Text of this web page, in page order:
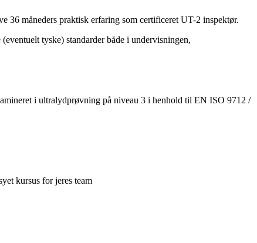
36 måneders praktisk erfaring som certificeret UT-2 inspektør.
tyske) standarder både i undervisningen,
i ultralydprøvning på niveau 3 i henhold til EN ISO 9712 /
kursus for jeres team